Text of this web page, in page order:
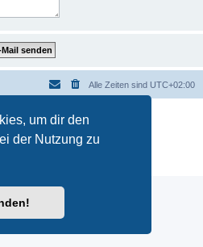
um dir den
der Nutzung zu
Alle Zeiten sind UTC+02:00
Forum Software © phpBB Limited
durch
|Impressum